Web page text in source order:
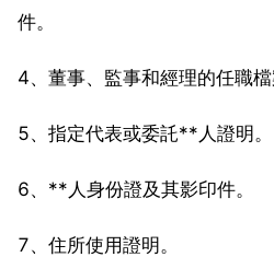
件。
4、董事、監事和經理的任職檔
5、指定代表或委託**人證明。
6、**人身份證及其影印件。
7、住所使用證明。